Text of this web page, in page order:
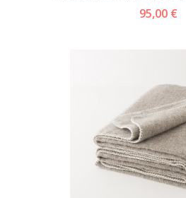
95,00 €